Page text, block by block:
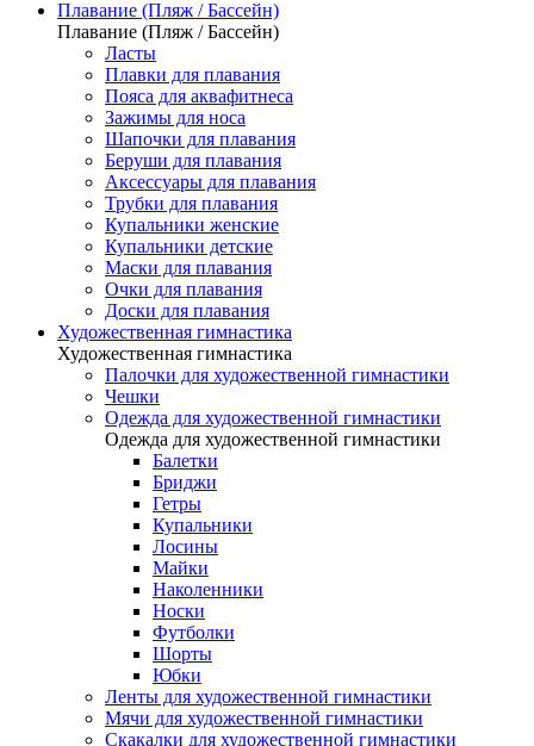
Плавание (Пляж / Бассейн)
Плавание (Пляж / Бассейн)
Ласты
Плавки для плавания
Пояса для аквафитнеса
Зажимы для носа
Шапочки для плавания
Беруши для плавания
Аксессуары для плавания
Трубки для плавания
Купальники женские
Купальники детские
Маски для плавания
Очки для плавания
Доски для плавания
Художественная гимнастика
Художественная гимнастика
Палочки для художественной гимнастики
Чешки
Одежда для художественной гимнастики
Одежда для художественной гимнастики
Балетки
Бриджи
Гетры
Купальники
Лосины
Майки
Наколенники
Носки
Футболки
Шорты
Юбки
Ленты для художественной гимнастики
Мячи для художественной гимнастики
Скакалки для художественной гимнастики